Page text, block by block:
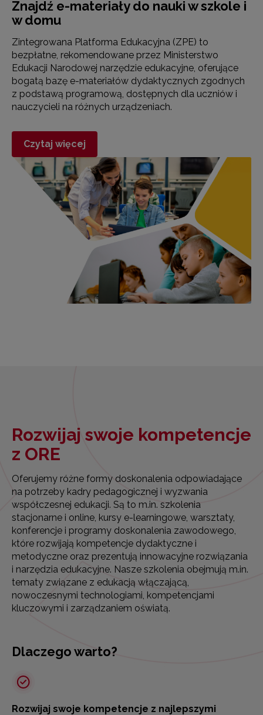
Znajdź e-materiały do nauki w szkole i
w domu
Zintegrowana Platforma Edukacyjna (ZPE) to
bezpłatne, rekomendowane przez Ministerstwo
Edukacji Narodowej narzędzie edukacyjne, oferujące
bogatą bazę e-materiałów dydaktycznych zgodnych
z podstawą programową, dostępnych dla uczniów i
nauczycieli na różnych urządzeniach.
Czytaj więcej
Rozwijaj swoje kompetencje
z ORE
Oferujemy różne formy doskonalenia odpowiadające
na potrzeby kadry pedagogicznej i wyzwania
współczesnej edukacji. Są to m.in. szkolenia
stacjonarne i online, kursy e-learningowe, warsztaty,
konferencje i programy doskonalenia zawodowego,
które rozwijają kompetencje dydaktyczne i
metodyczne oraz prezentują innowacyjne rozwiązania
i narzędzia edukacyjne. Nasze szkolenia obejmują m.in.
tematy związane z edukacją włączającą,
nowoczesnymi technologiami, kompetencjami
kluczowymi i zarządzaniem oświatą.
Dlaczego warto?
Rozwijaj swoje kompetencje z najlepszymi